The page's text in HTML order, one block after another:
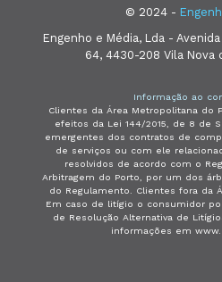
© 2024 -
Engenho e Média, Lda -
64, 4430-208 Vila Nova
Informação ao
Clientes da Área Metropolitana do
efeitos da Lei 144/2015, de 8 de
emergentes dos contratos de
de serviços ou com ele
resolvidos de acordo com o
Arbitragem do Porto, por um dos
do Regulamento. Clientes fora da
Em caso de litígio o consumidor
de Resolução Alternativa de
informações em